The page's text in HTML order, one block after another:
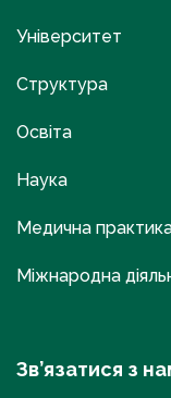
Університет
Структура
Освіта
Наука
Медична
Міжнародна
Зв’язатися з